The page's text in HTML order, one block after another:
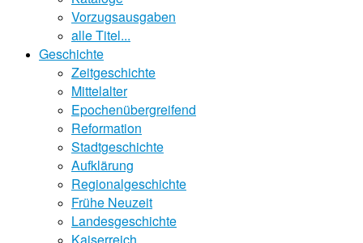
Vorzugsausgaben
alle Titel...
Geschichte
Zeitgeschichte
Mittelalter
Epochenübergreifend
Reformation
Stadtgeschichte
Aufklärung
Regionalgeschichte
Frühe Neuzeit
Landesgeschichte